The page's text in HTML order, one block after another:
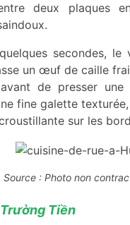
deux plaques
secondes, le
un œuf de caille
de presser une
fine galette
sur les
Source : Photo non
Tiền